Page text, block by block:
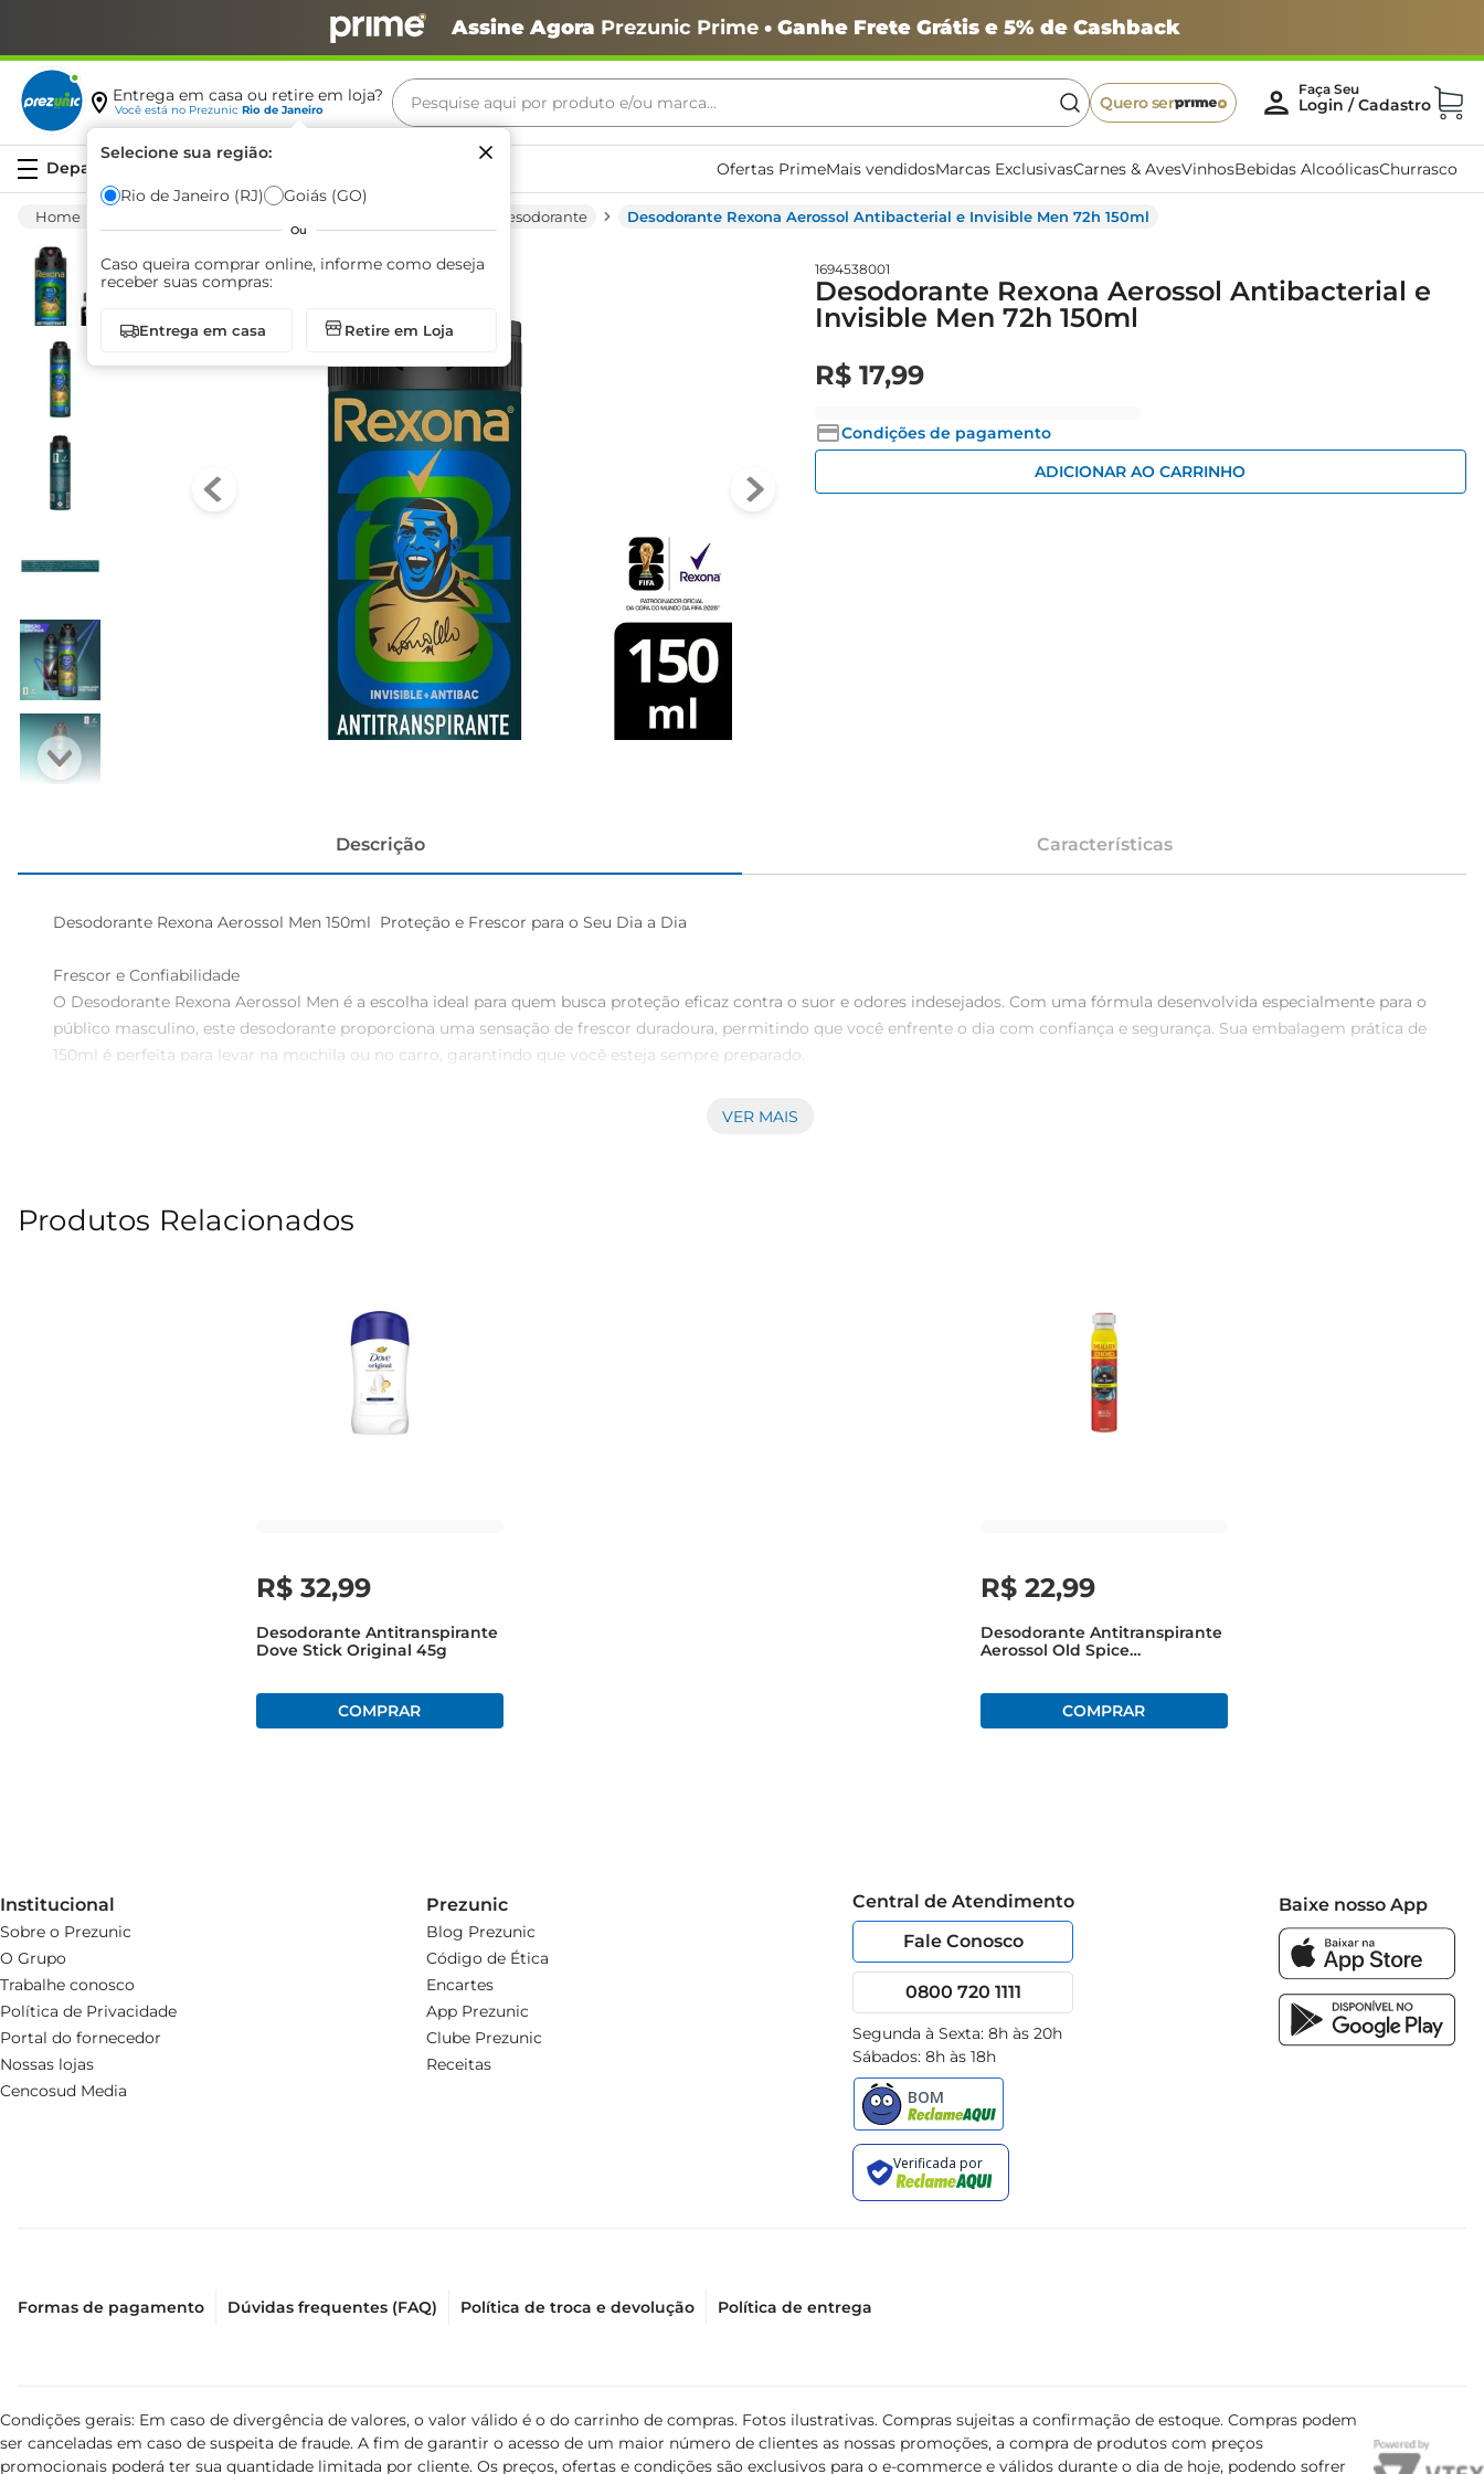
Assine Agora Prezunic Prime• Ganhe Frete Grátis e 5% de Cashback
Entrega em casa ou retire em loja?
Você está no Prezunic Rio de Janeiro
Selecione sua região:
Rio de Janeiro (RJ) Goiás (GO)
Ou
Caso queira comprar online, informe como deseja
receber suas compras:
Entrega em casa Retire em Loja
Pesquise aqui por produto e/ou marca...
Quero ser
Ofertas PrimeMais vendidosMarcas ExclusivasCarnes & AvesVinhosBebidas AlcoólicasChurrasco
Desodorante Desodorante Rexona Aerossol Antibacterial e Invisible Men 72h 150ml
1694538001
Desodorante Rexona Aerossol Antibacterial e
Invisible Men 72h 150ml
R$ 17,99
Condições de pagamento
ADICIONAR AO CARRINHO
Descrição Características
Desodorante Rexona Aerossol Men 150ml  Proteção e Frescor para o Seu Dia a Dia
Frescor e Confiabilidade
O Desodorante Rexona Aerossol Men é a escolha ideal para quem busca proteção eficaz contra o suor e odores indesejados. Com uma fórmula desenvolvida especialmente para o
público masculino, este desodorante proporciona uma sensação de frescor duradoura, permitindo que você enfrente o dia com confiança e segurança. Sua embalagem prática de
150ml é perfeita para levar na mochila ou no carro, garantindo que você esteja sempre preparado.
VER MAIS
Produtos Relacionados
R$ 32,99
Desodorante Antitranspirante
Dove Stick Original 45g
R$ 22,99
Desodorante Antitranspirante
Aerossol Old Spice
Institucional
Sobre o Prezunic
O Grupo
Trabalhe conosco
Política de Privacidade
Portal do fornecedor
Nossas lojas
Cencosud Media
Prezunic
Blog Prezunic
Código de Ética
Encartes
App Prezunic
Clube Prezunic
Receitas
Central de Atendimento
Fale Conosco
0800 720 1111
Segunda à Sexta: 8h às 20h
Sábados: 8h às 18h
Baixe nosso App
Formas de pagamento Dúvidas frequentes (FAQ) Política de troca e devolução Política de entrega
Condições gerais: Em caso de divergência de valores, o valor válido é o do carrinho de compras. Fotos ilustrativas. Compras sujeitas a confirmação de estoque. Compras podem
ser canceladas em caso de suspeita de fraude. A fim de garantir o acesso de um maior número de clientes as nossas promoções, a compra de produtos com preços
promocionais poderá ter sua quantidade limitada por cliente. Os preços, ofertas e condições são exclusivos para o e-commerce e válidos durante o dia de hoje, podendo sofrer
Termos mais buscados
café
biscoito
azeite
arroz
iogurte
papel higiênico
cerveja